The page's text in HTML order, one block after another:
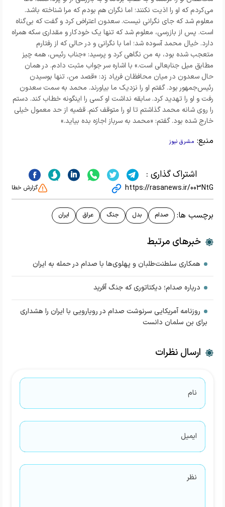
می‌کردم که او را اذیت نکنند؛ اما نگران هم بودم که مرا شناخته باشد.
معلوم شد که جای نگرانی نیست. سعدون اعتراض کرد و گفت که بی‌گناه
است. پس از بازرسی، معلوم شد که تنها یک خودکار و مقداری سکه همراه
دارد. خیال محمد آسوده شد؛ اما با نگرانی و در حالی که از رفتارم
متعجب شده بود، به من نگاهی کرد و پرسید: «جناب رئیس، همه چیز
مطابق میل جنابعالی است.» با اشاره سر جواب مثبت دادم. در همان
حال سعدون در میان محافظان فریاد زد: «قصد من، تنها بوسیدن
رئیس‌جمهور بود. گفتم او را نزدیک ما بیاورند. محمد به سمت سعدون
رفت و او را تهدید کرد. سابقه نداشت او کسی را اینگونه خطاب کند. دستم
را روی شانه محمد گذاشتم تا او را متوقف کنم. قضیه از حد معمول خیلی
خارج شده بود. گفتم: «محمد به سرباز اجازه بده بیاید.»
منبع: مشرق نیوز
اشتراک گذاری :
https://rasanews.ir/003NtG گزارش خطا
برچسب ها: صدام بدل جنگ عراق ایران
خبرهای مرتبط
همکاری سلطنت‌طلبان و پهلوی‌ها با صدام در حمله به ایران
درباره صدام؛ دیکتاتوری که جنگ آفرید
روزنامه آمریکایی سرنوشت صدام در رویارویی با ایران را هشداری
برای بن سلمان دانست
ارسال نظرات